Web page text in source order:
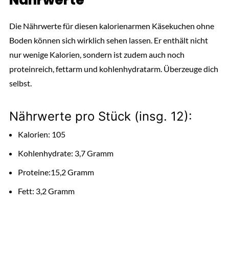
Die Nährwerte für diesen kalorienarmen Käsekuchen ohne
Boden können sich wirklich sehen lassen. Er enthält nicht
nur wenige Kalorien, sondern ist zudem auch noch
proteinreich, fettarm und kohlenhydratarm. Überzeuge dich
selbst.
Nährwerte pro Stück (insg. 12):
Kalorien: 105
Kohlenhydrate: 3,7 Gramm
Proteine:15,2 Gramm
Fett: 3,2 Gramm